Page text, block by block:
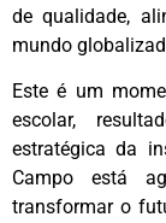
de qualidade,
mundo
Este é um
escolar,
estratégica da
Campo está
transformar o